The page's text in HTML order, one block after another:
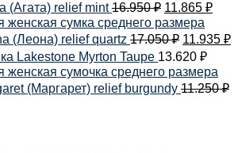
(Агата) relief mint 16.950₽ 11.865 ₽
женская сумка среднего размера
(Леона) relief quartz 17.050₽ 11.935 ₽
Lakestone Myrton Taupe 13.620 ₽
женская сумочка среднего размера
(Маргарет) relief burgundy 11.250₽